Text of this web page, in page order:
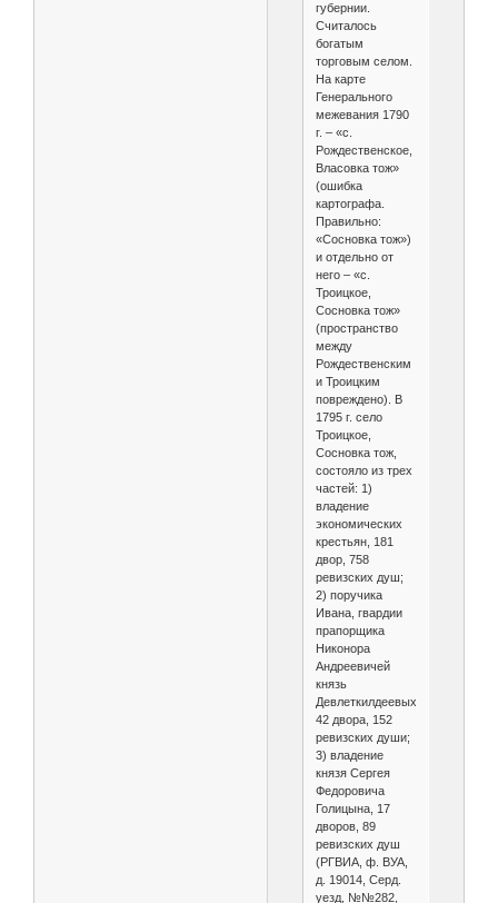
губернии.
Считалось
богатым
торговым селом.
На карте
Генерального
межевания 1790
г. – «с.
Рождественское,
Власовка тож»
(ошибка
картографа.
Правильно:
«Сосновка тож»)
и отдельно от
него – «с.
Троицкое,
Сосновка тож»
(пространство
между
Рождественским
и Троицким
повреждено). В
1795 г. село
Троицкое,
Сосновка тож,
состояло из трех
частей: 1)
владение
экономических
крестьян, 181
двор, 758
ревизских душ;
2) поручика
Ивана, гвардии
прапорщика
Никонора
Андреевичей
князь
Девлеткилдеевых,
42 двора, 152
ревизских души;
3) владение
князя Сергея
Федоровича
Голицына, 17
дворов, 89
ревизских душ
(РГВИА, ф. ВУА,
д. 19014, Серд.
уезд, №№282,